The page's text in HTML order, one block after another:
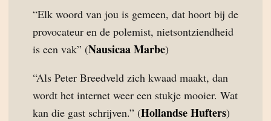
“Elk woord van jou is gemeen, dat hoort bij de
provocateur en de polemist, nietsontziendheid
is een vak” (Nausicaa Marbe)
“Als Peter Breedveld zich kwaad maakt, dan
wordt het internet weer een stukje mooier. Wat
kan die gast schrijven.” (Hollandse Hufters)